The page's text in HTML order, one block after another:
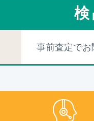
事前査定で